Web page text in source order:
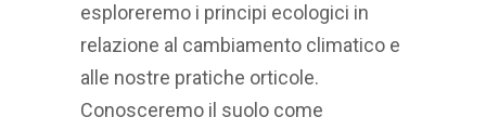
esploreremo i principi ecologici in
relazione al cambiamento climatico e
alle nostre pratiche orticole.
Conosceremo il suolo come